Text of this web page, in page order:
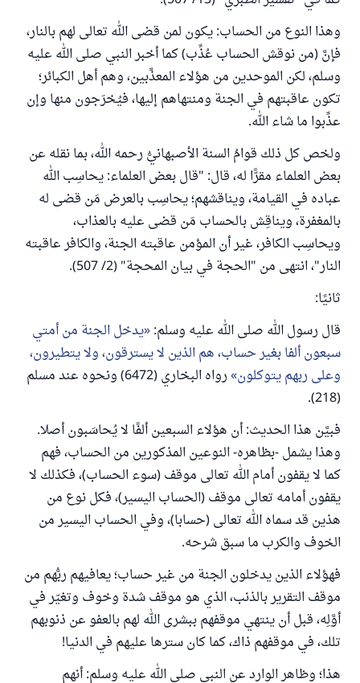
وهذا النوع من الحساب: يكون لمن قضى الله تعالى لهم بالنار،
فإنَّ (من نوقش الحساب عُذِّب) كما أخبر النبي صلى الله عليه
وسلم، لكن الموحدين من هؤلاء المعذَّبين، وهم أهل الكبائر؛
تكون عاقبتهم في الجنة ومنتهاهم إليها، فيُخرَجون منها وإن
عذِّبوا ما شاء الله.
ولخص كل ذلك قوامُ السنة الأصبهانيُّ رحمه الله، بما نقله عن
بعض العلماء مقرًّا له، قال: "قال بعض العلماء: يحاسِب الله
عباده في القيامة، ويناقشهم؛ يحاسِب بالعرض مَن قضى له
بالمغفرة، ويناقِش بالحساب مَن قضى عليه بالعذاب،
ويحاسِب الكافر، غير أن المؤمن عاقبته الجنة، والكافر عاقبته
النار"، انتهى من "الحجة في بيان المحجة" (2/ 507).
ثانيًا:
قال رسول الله صلى الله عليه وسلم: يدخل الجنة من أمتي
سبعون ألفا بغير حساب، هم الذين لا يسترقون، ولا يتطيرون،
وعلى ربهم يتوكلون
رواه البخاري (6472) ونحوه عند مسلم
(218).
فبيَّن هذا الحديث: أن هؤلاء السبعين ألفًا لا يُحاسَبون أصلا.
وهذا يشمل -بظاهره- النوعين المذكورين من الحساب، فهم
كما لا يقفون أمام الله تعالى موقف (سوء الحساب)، فكذلك لا
يقفون أمامه تعالى موقف (الحساب اليسير)، فكل نوع من
هذين قد سماه الله تعالى (حسابا)، وفي الحساب اليسير من
الخوف والكرب ما سبق شرحه.
فهؤلاء الذين يدخلون الجنة من غير حساب؛ يعافيهم ربُّهم من
موقف التقرير بالذنب، الذي هو موقف شدة وخوف وتغيّر في
أوَّلِه، قبل أن ينتهي موقفهم ببشرى الله لهم بالعفو عن ذنوبهم
تلك، في موقفهم ذاك، كما كان سترها عليهم في الدنيا!
هذا؛ وظاهر الوارد عن النبي صلى الله عليه وسلم: أنهم